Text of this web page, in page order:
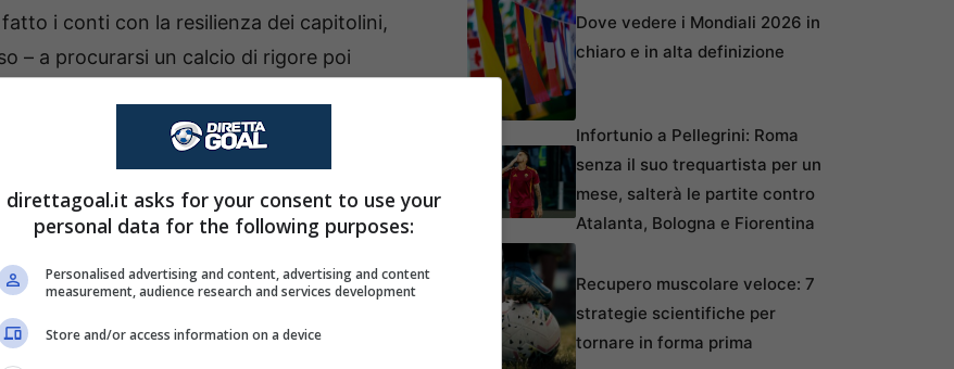
i conti con la resilienza dei capitolini,
– a procurarsi un calcio di rigore poi
di emozioni, nel pomeriggio di sabato
di conquistare tre punti che avrebbero
molto deficitaria. La sosta per le
giusto per mister
infortunato e sul rientro dalla squalifica del
Dove vedere i Mondiali 2026 in
chiaro e in alta definizione
Infortunio a Pellegrini: Roma
senza il suo trequartista per un
mese, salterà le partite contro
Atalanta, Bologna e Fiorentina
Recupero muscolare veloce: 7
strategie scientifiche per
tornare in forma prima
direttagoal.it asks for your consent to use your
personal data for the following purposes:
Personalised advertising and content, advertising and content
measurement, audience research and services development
Store and/or access information on a device